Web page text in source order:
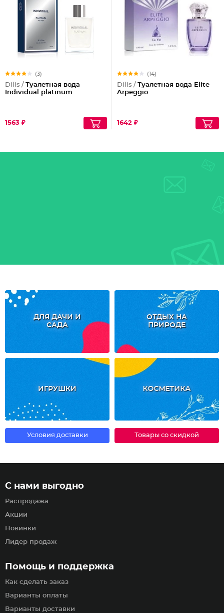
(3)
Dilis / Туалетная вода
Individual platinum
1563 ₽
(14)
Dilis / Туалетная вода Elite
Arpeggio
1642 ₽
ДЛЯ ДАЧИ И
САДА
ОТДЫХ НА
ПРИРОДЕ
ИГРУШКИ КОСМЕТИКА
Условия доставки Товары со скидкой
Помощь и поддержка
Как сделать заказ
Варианты оплаты
Варианты доставки
С нами выгодно
Распродажа
Акции
Новинки
Лидер продаж